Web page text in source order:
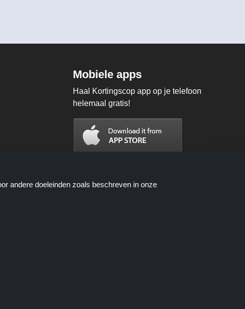
Mobiele apps
Haal Kortingscop app op je telefoon
helemaal gratis!
worden beschikbaar gesteld door
andere doeleinden zoals beschreven in onze